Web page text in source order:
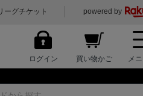
ーグチケット powered by
ログイン 買い物かご メ